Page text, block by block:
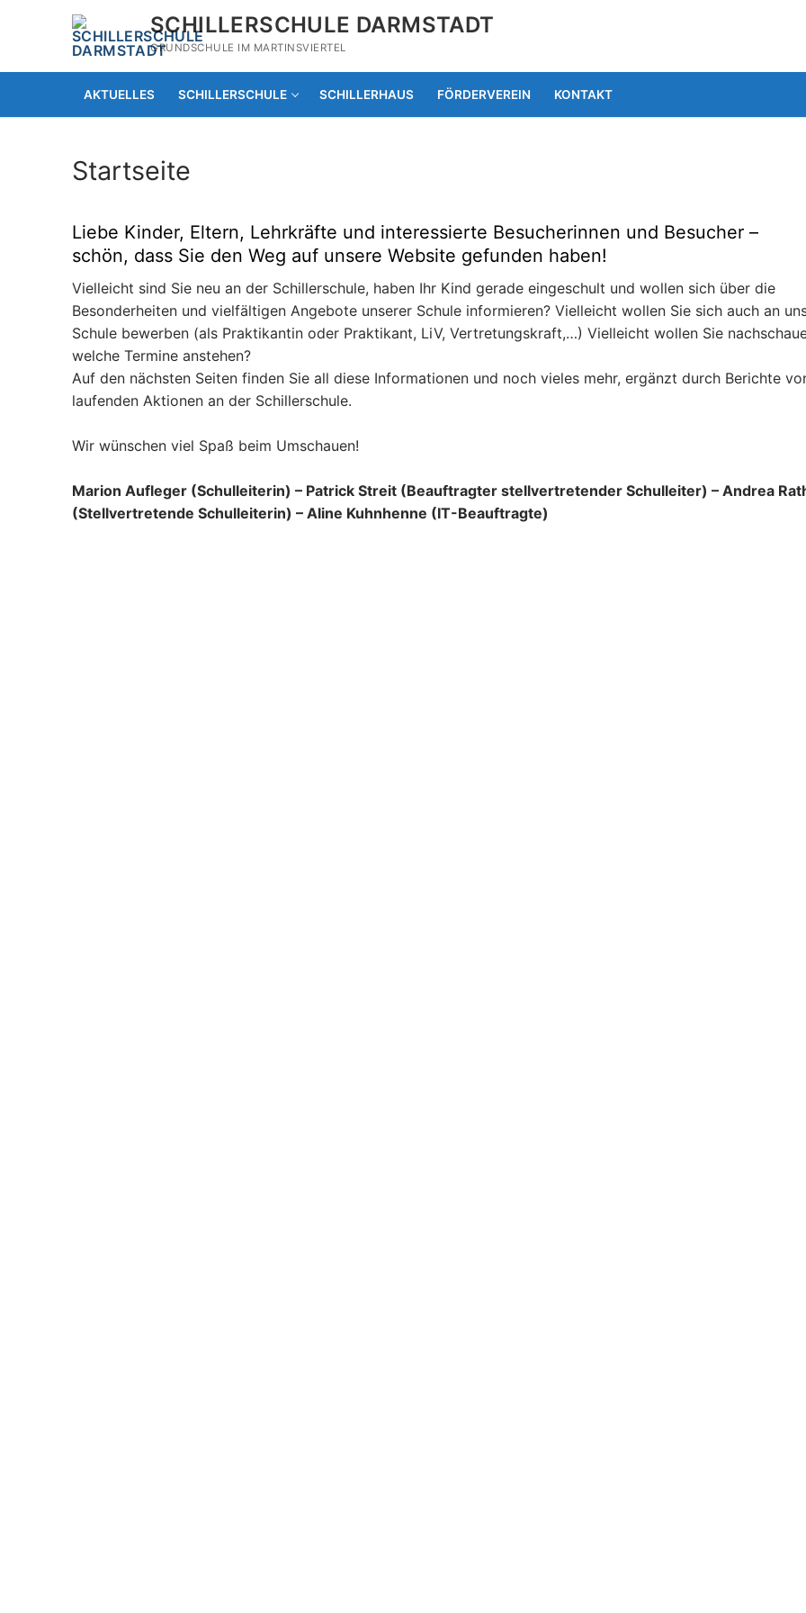
SCHILLERSCHULE DARMSTADT
GRUNDSCHULE IM MARTINSVIERTEL
AKTUELLES SCHILLERSCHULE SCHILLERHAUS FÖRDERVEREIN KONTAKT
Startseite
Liebe Kinder, Eltern, Lehrkräfte und interessierte Besucherinnen und Besucher –
schön, dass Sie den Weg auf unsere Website gefunden haben!
Vielleicht sind Sie neu an der Schillerschule, haben Ihr Kind gerade eingeschult und wollen sich über die
Besonderheiten und vielfältigen Angebote unserer Schule informieren? Vielleicht wollen Sie sich auch an
Schule bewerben (als Praktikantin oder Praktikant, LiV, Vertretungskraft,…) Vielleicht wollen Sie
welche Termine anstehen?
Auf den nächsten Seiten finden Sie all diese Informationen und noch vieles mehr, ergänzt durch Berichte
laufenden Aktionen an der Schillerschule.
Wir wünschen viel Spaß beim Umschauen!
Marion Aufleger (Schulleiterin) – Patrick Streit (Beauftragter stellvertretender Schulleiter) – Andrea
(Stellvertretende Schulleiterin) – Aline Kuhnhenne (IT-Beauftragte)